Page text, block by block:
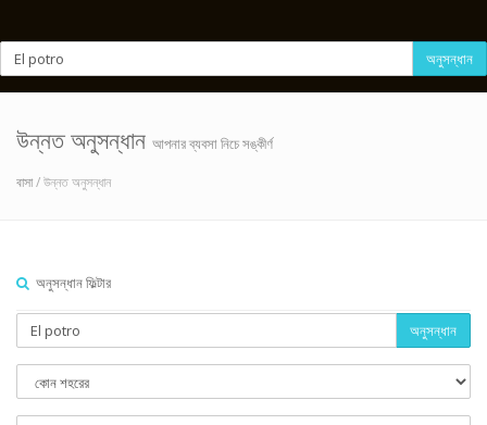
অনুসন্ধান
উন্নত অনুসন্ধান আপনার ব্যবসা নিচে সঙ্কীর্ণ
বাসা/ উন্নত অনুসন্ধান
অনুসন্ধান ফিল্টার
অনুসন্ধান